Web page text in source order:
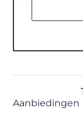
Aanbiedingen